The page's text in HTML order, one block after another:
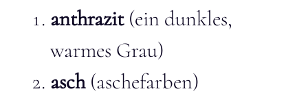
anthrazit(ein dunkles,
warmes Grau)
asch(aschefarben)